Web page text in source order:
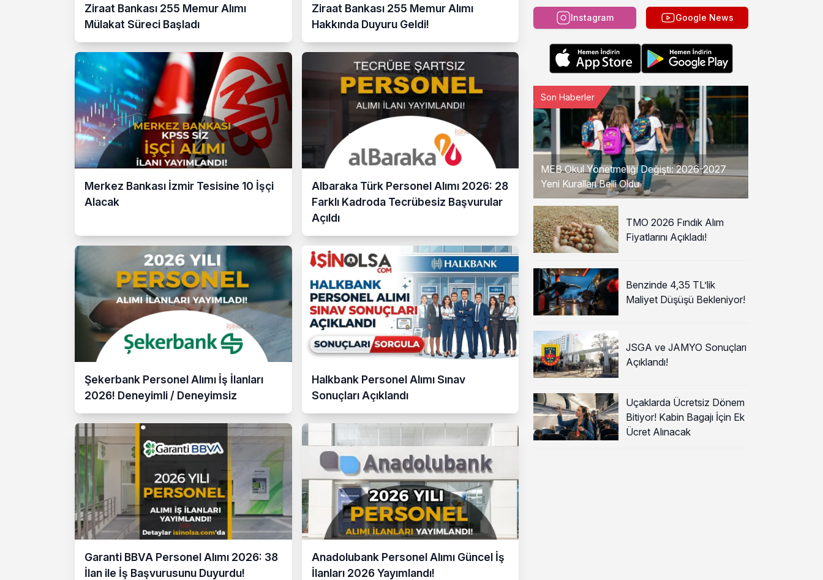
Ziraat Bankası 255 Memur Alımı
Mülakat Süreci Başladı
Ziraat Bankası 255 Memur Alımı
Hakkında Duyuru Geldi!
Merkez Bankası İzmir Tesisine 10 İşçi
Alacak
Albaraka Türk Personel Alımı 2026: 28
Farklı Kadroda Tecrübesiz Başvurular
Açıldı
Şekerbank Personel Alımı İş İlanları
2026! Deneyimli / Deneyimsiz
Halkbank Personel Alımı Sınav
Sonuçları Açıklandı
Garanti BBVA Personel Alımı 2026: 38
İlan ile İş Başvurusunu Duyurdu!
Anadolubank Personel Alımı Güncel İş
İlanları 2026 Yayımlandı!
Instagram Google News
MEB Okul Yönetmeliği Değişti: 2026-2027
Yeni Kuralları Belli Oldu
Son Haberler
TMO 2026 Fındık Alım
Fiyatlarını Açıkladı!
Benzinde 4,35 TL’lik
Maliyet Düşüşü Bekleniyor!
JSGA ve JAMYO Sonuçları
Açıklandı!
Uçaklarda Ücretsiz Dönem
Bitiyor! Kabin Bagajı İçin Ek
Ücret Alınacak